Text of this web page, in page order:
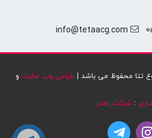
info@tetaacg.com
تتا محفوظ می باشد | طراحی وب سایت و
: شرکت راهبر